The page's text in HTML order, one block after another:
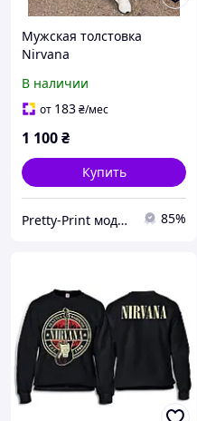
Мужская толстовка
Nirvana
В наличии
от 183₴/мес
1 100₴
Купить
Pretty-Print модная одежда с принтами по низким ценам 85%